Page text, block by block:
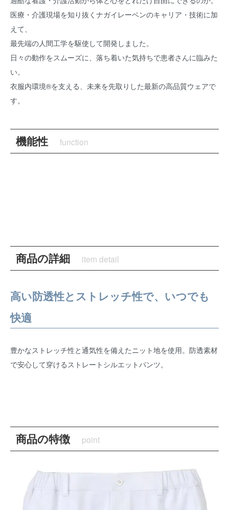
医療・介護現場を知り抜くナガイレーベンのキャリア・技術に加
えて、
最先端の人間工学を駆使して開発しました。
日々の動作をスムーズに、落ち着いた気持ちで患者さんに臨みた
い。
衣服内環境®を支える、未来を先取りした最新の高品質ウェアで
す。
機能性 function
商品の詳細 item detail
高い防透性とストレッチ性で、いつでも
快適
豊かなストレッチ性と通気性を備えたニット地を使用。防透素材
で安心して穿けるストレートシルエットパンツ。
商品の特徴 point